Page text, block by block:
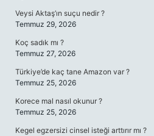
Veysi Aktaş’ın suçu nedir ?
Temmuz 29, 2026
Koç sadık mı ?
Temmuz 27, 2026
Türkiye’de kaç tane Amazon var ?
Temmuz 25, 2026
Korece mal nasıl okunur ?
Temmuz 25, 2026
Kegel egzersizi cinsel isteği arttırır mı ?